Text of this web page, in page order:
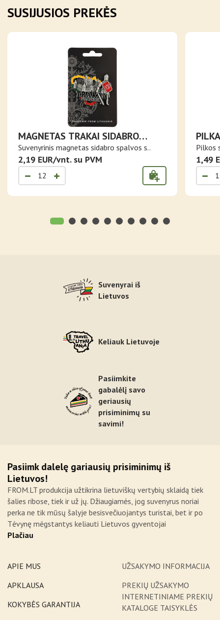
SUSIJUSIOS PREKĖS
MAGNETAS TRAKAI SIDABRO
SPALVOS SU LIETUVOS
TRISPALVĖS KONTŪRU
Suvenyrinis magnetas sidabro spalvos s..
2,19 EUR/vnt. su PVM
Pilkos
1,49
Suvenyrai iš
Lietuvos
Keliauk Lietuvoje
Pasiimkite
gabalėlį savo
geriausių
prisiminimų su
savimi!
Pasiimk dalelę gariausių prisiminimų iš
Lietuvos!
FROM.LT produkcija užtikrina lietuviškų vertybių sklaidą tiek
šalies ribose, tiek ir už jų. Džiaugiamės, jog suvenyrus noriai
perka ne tik mūsų šalyje besisvečiuojantys turistai, bet ir po
Tėvynę mėgstantys keliauti Lietuvos gyventojai
Plačiau
APIE MUS
APKLAUSA
KOKYBĖS GARANTIJA
UŽSAKYMO INFORMACIJA
PREKIŲ UŽSAKYMO
INTERNETINIAME PREKIŲ
KATALOGE TAISYKLĖS